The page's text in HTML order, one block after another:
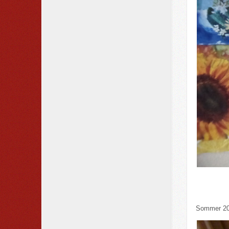
Sommer